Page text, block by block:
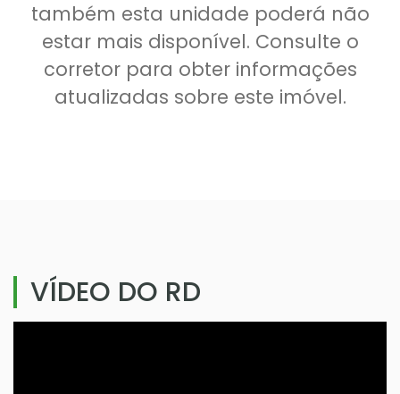
também esta unidade poderá não
estar mais disponível. Consulte o
corretor para obter informações
atualizadas sobre este imóvel.
VÍDEO DO RD